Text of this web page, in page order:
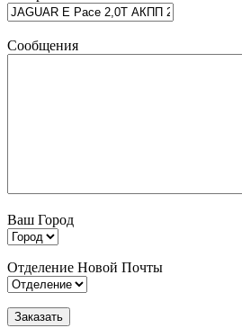
Сообщения
Ваш Город
Отделение Новой Почты